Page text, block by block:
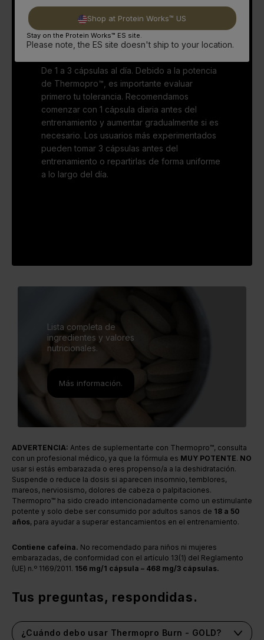
energético del organismo.
De 1 a 3 cápsulas al día. Debido a la potencia
de Thermopro™, es importante evaluar
primero tu tolerancia. Recomendamos
comenzar con 1 cápsula diaria antes del
entrenamiento y aumentar gradualmente si es
necesario. Los usuarios más experimentados
pueden tomar 3 cápsulas antes del
entrenamiento o repartirlas de forma uniforme
a lo largo del día.
Lista completa de
ingredientes y valores
nutricionales.
Más información.
ADVERTENCIA: Antes de suplementarte con Thermopro™, consulta
con un profesional médico, ya que la fórmula es MUY POTENTE. NO
usar si estás embarazada o eres propenso/a a la deshidratación.
Suspende o reduce la dosis si aparecen insomnio, temblores,
mareos, nerviosismo, dolores de cabeza o palpitaciones.
Thermopro™ ha sido creado intencionadamente como un estimulante
potente y solo debe ser consumido por adultos sanos de 18 a 50
años, para ayudar a superar estancamientos en el entrenamiento.
Contiene cafeína. No recomendado para niños ni mujeres
embarazadas, de conformidad con el artículo 13(1) del Reglamento
(UE) n.º 1169/2011. 156 mg/1 cápsula – 468 mg/3 cápsulas.
Tus preguntas, respondidas.
¿Cuándo debo usar Thermopro Burn - GOLD?
Shop at Protein Works™ US
Stay on the Protein Works™ ES site.
Please note, the ES site doesn't ship to your location.